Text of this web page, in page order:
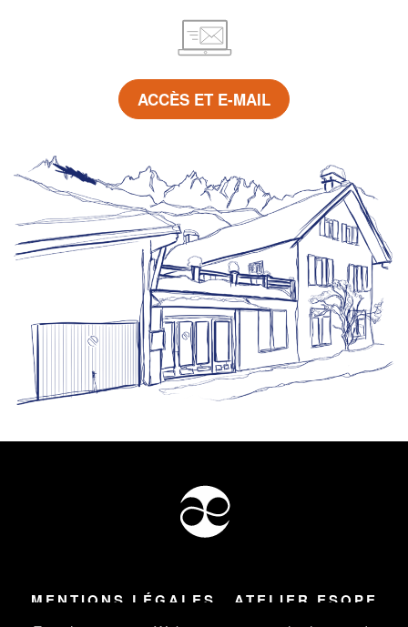
ACCÈS ET E-MAIL
MENTIONS LÉGALES ATELIER ESOPE